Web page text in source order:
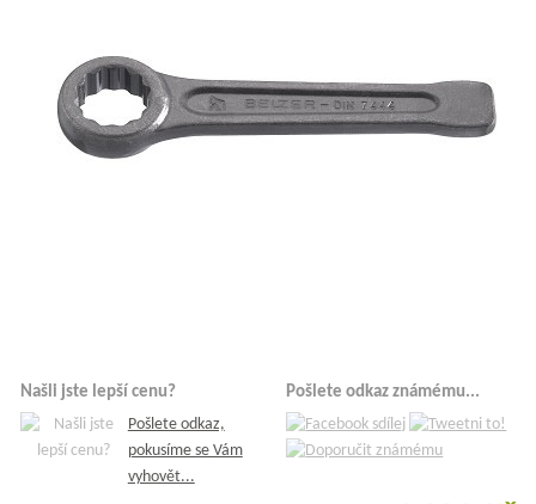
Našli jste lepší cenu?
Pošlete odkaz,
pokusíme se Vám
vyhovět...
Pošlete odkaz známému...